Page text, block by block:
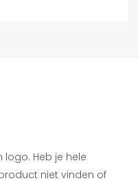
logo. Heb je hele
niet vinden of